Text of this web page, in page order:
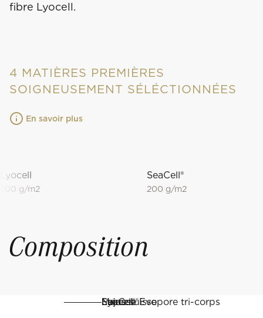
fibre Lyocell.
4 MATIÈRES PREMIÈRES
SOIGNEUSEMENT SÉLÉCTIONNÉES
En savoir plus
Lyocell
200 g/m2
SeaCell®
200 g/m2
Composition
Lyocell
SeaCell®
Soja
Laine suisse
Mousse Evopore tri-corps